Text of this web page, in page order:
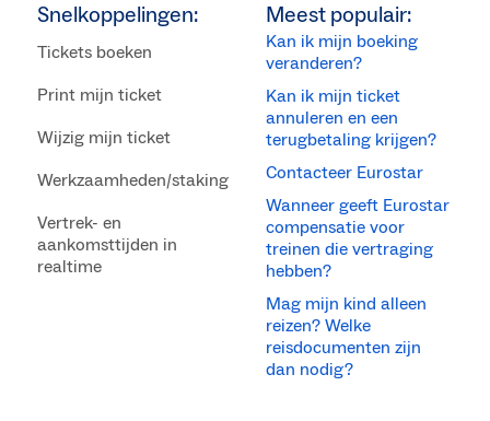
Snelkoppelingen:
Tickets boeken
Print mijn ticket
Wijzig mijn ticket
Werkzaamheden/staking
Vertrek- en
aankomsttijden in
realtime
Meest populair:
Kan ik mijn boeking
veranderen?
Kan ik mijn ticket
annuleren en een
terugbetaling krijgen?
Contacteer Eurostar
Wanneer geeft Eurostar
compensatie voor
treinen die vertraging
hebben?
Mag mijn kind alleen
reizen? Welke
reisdocumenten zijn
dan nodig?